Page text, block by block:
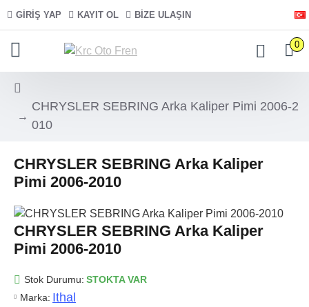
GIRIŞ YAP KAYIT OL BIZE ULAŞIN
0
CHRYSLER SEBRING Arka Kaliper Pimi 2006-2
010
CHRYSLER SEBRING Arka Kaliper
Pimi 2006-2010
CHRYSLER SEBRING Arka Kaliper
Pimi 2006-2010
Stok Durumu: STOKTA VAR
Marka: Ithal